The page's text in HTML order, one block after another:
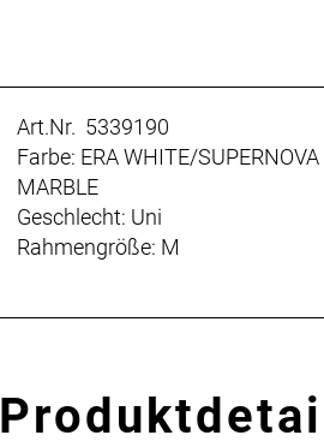
Art.Nr. 5339190
Farbe: ERA WHITE/SUPERNOVA
MARBLE
Geschlecht: Uni
Rahmengröße: M